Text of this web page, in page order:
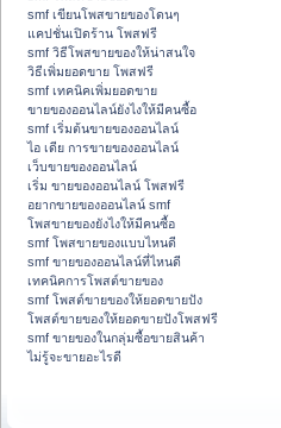
smf เขียนโพสขายของโดนๆ
แคปชั่นเปิดร้าน โพสฟรี
smf วิธีโพสขายของให้น่าสนใจ
วิธีเพิ่มยอดขาย โพสฟรี
smf เทคนิคเพิ่มยอดขาย
ขายของออนไลน์ยังไงให้มีคนซื้อ
smf เริ่มต้นขายของออนไลน์
ไอ เดีย การขายของออนไลน์
เว็บขายของออนไลน์
เริ่ม ขายของออนไลน์ โพสฟรี
อยากขายของออนไลน์ smf
โพสขายของยังไงให้มีคนซื้อ
smf โพสขายของแบบไหนดี
smf ขายของออนไลน์ที่ไหนดี
เทคนิคการโพสต์ขายของ
smf โพสต์ขายของให้ยอดขายปัง
โพสต์ขายของให้ยอดขายปังโพสฟรี
smf ขายของในกลุ่มซื้อขายสินค้า
ไม่รู้จะขายอะไรดี